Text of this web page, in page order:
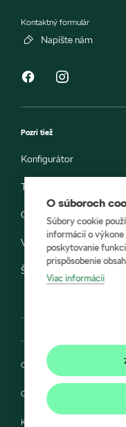
Kontaktný formulár
Napíšte nám
Pozri tiež
Konfigurátor
Testovacia jazda
Objednávka do servisu
Vozidlá ihneď k odberu
Škoda E-shop
Ochrana osobných údajov
Cookies
Kontakt
O súboroch
Súbory cookie
informácií o výkone
poskytovanie
prispôsobenie
Viac informácií